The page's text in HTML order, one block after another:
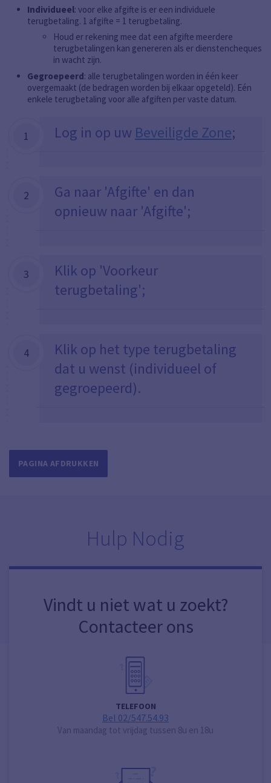
Individueel: voor elke afgifte is er een individuele
terugbetaling. 1 afgifte = 1 terugbetaling.
Houd er rekening mee dat een afgifte meerdere
terugbetalingen kan genereren als er dienstencheques
in wacht zijn.
Gegroepeerd: alle terugbetalingen worden in één keer
overgemaakt (de bedragen worden bij elkaar opgeteld). Eén
enkele terugbetaling voor alle afgiften per vaste datum.
1 Log in op uw Beveiligde Zone;
2
Ga naar 'Afgifte' en dan
opnieuw naar 'Afgifte';
3
Klik op 'Voorkeur
terugbetaling';
4
Klik op het type terugbetaling
dat u wenst (individueel of
gegroepeerd).
PAGINA AFDRUKKEN
Hulp Nodig
Vindt u niet wat u zoekt?
Contacteer ons
TELEFOON
Bel 02/547.54.93
Van maandag tot vrijdag tussen 8u en 18u